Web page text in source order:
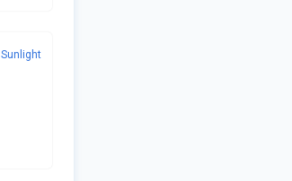
Sunlight